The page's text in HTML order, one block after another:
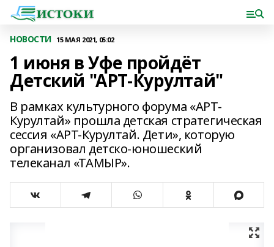
НОВОСТИ 15 МАЯ 2021, 05:02
1 июня в Уфе пройдёт
Детский "АРТ-Курултай"
В рамках культурного форума «АРТ-
Курултай» прошла детская стратегическая
сессия «АРТ-Курултай. Дети», которую
организовал детско-юношеский
телеканал «ТАМЫР».